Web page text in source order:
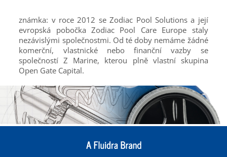
známka: v roce 2012 se Zodiac Pool Solutions a její
evropská pobočka Zodiac Pool Care Europe staly
nezávislými společnostmi. Od té doby nemáme žádné
komerční, vlastnické nebo finanční vazby se
společností Z Marine, kterou plně vlastní skupina
Open Gate Capital.